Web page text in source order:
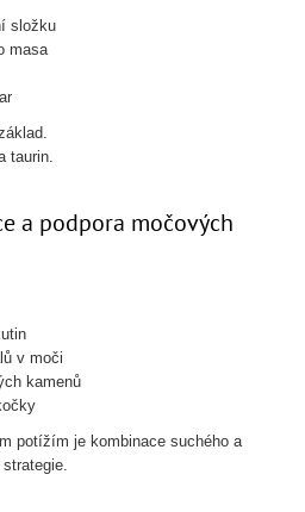
složku
masa
taurin.
a podpora močových
v moči
kamenů
potížím je kombinace suchého a